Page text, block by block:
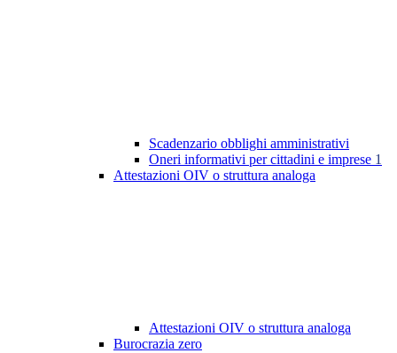
Scadenzario obblighi amministrativi
Oneri informativi per cittadini e imprese 1
Attestazioni OIV o struttura analoga
Attestazioni OIV o struttura analoga
Burocrazia zero